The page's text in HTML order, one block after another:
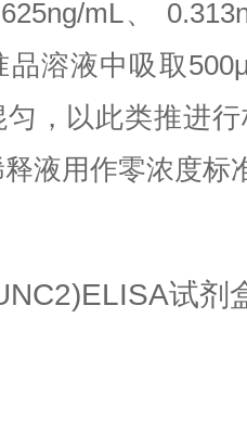
mL、
品溶液中吸取
，以此类推进
液用作零浓度标